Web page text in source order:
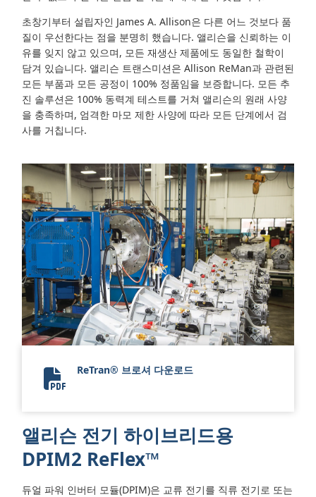
초창기부터 설립자인 James A. Allison은 다른 어느 것보다 품
질이 우선한다는 점을 분명히 했습니다. 앨리슨을 신뢰하는 이
유를 잊지 않고 있으며, 모든 재생산 제품에도 동일한 철학이
담겨 있습니다. 앨리슨 트랜스미션은 Allison ReMan과 관련된
모든 부품과 모든 공정이 100% 정품임을 보증합니다. 모든 추
진 솔루션은 100% 동력계 테스트를 거쳐 앨리슨의 원래 사양
을 충족하며, 엄격한 마모 제한 사양에 따라 모든 단계에서 검
사를 거칩니다.
Allison 2024 ReTran
ReTran® 브로셔 다운로드
앨리슨 전기 하이브리드용
DPIM2 ReFlex™
듀얼 파워 인버터 모듈(DPIM)은 교류 전기를 직류 전기로 또는